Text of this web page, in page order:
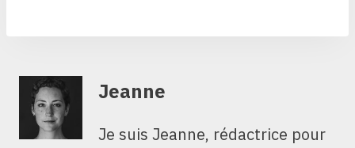
Jeanne
Je suis Jeanne, rédactrice pour